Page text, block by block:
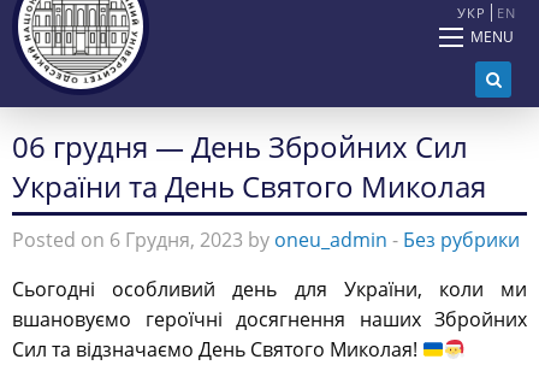
УКР EN
MENU
06 грудня — День Збройних Сил
України та День Святого Миколая
Posted on 6 Грудня, 2023 by oneu_admin - Без рубрики
Сьогодні особливий день для України, коли ми
вшановуємо героїчні досягнення наших Збройних
Сил та відзначаємо День Святого Миколая!